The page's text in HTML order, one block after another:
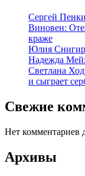
Сергей
Виновен:
краже
Юлия
Надежда
Светлана
и сыграет
Свежие
Нет комментариев
Архивы